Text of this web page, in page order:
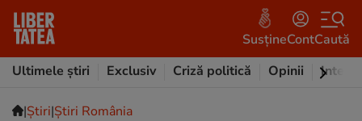
SusțineContCaută
Ultimele știri
Exclusiv Criză politică Opinii
|Ştiri|Știri România